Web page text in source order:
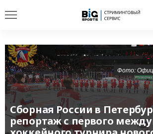
Сборная России в
репортаж с первого
Фото: